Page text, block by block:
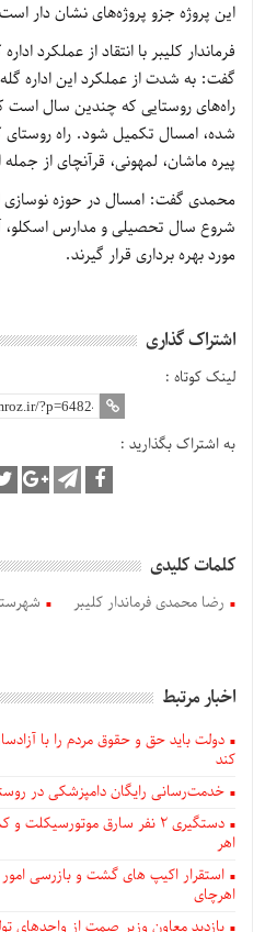
این پروژه جزو پروژه‌های نشان دار
فرماندار کلیبر با انتقاد از عملکرد
گفت: به شدت از عملکرد این اداره
راه‌های روستایی که چندین سال است
شده، امسال تکمیل شود. راه روستای
پیره ماشان، لمهونی، قرآنچای از
محمدی گفت: امسال در حوزه نوسازی
شروع سال تحصیلی و مدارس اسکلو،
مورد بهره برداری قرار گیرند.
اشتراک گذاری
لینک کوتاه :
به اشتراک بگذارید :
کلمات کلیدی
رضا محمدی فرماندار کلیبر
اخبار مرتبط
دولت باید حق و حقوق مردم را با
کند
خدمت‌رسانی رایگان دامپزشکی در
دستگيری ۲ نفر سارق
اهر
استقرار اکیپ های گشت و بازرسی
اهرچای
بازدید معاون وزیر صمت از واحدهای